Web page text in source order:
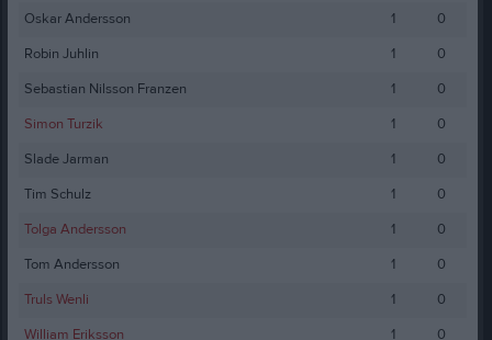
Oskar Andersson
1
0
Robin Juhlin
1
0
Sebastian Nilsson Franzen
1
0
Simon Turzik
1
0
Slade Jarman
1
0
Tim Schulz
1
0
Tolga Andersson
1
0
Tom Andersson
1
0
Truls Wenli
1
0
William Eriksson
1 0